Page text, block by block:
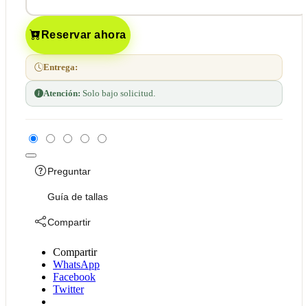
Reservar ahora
Entrega:
Atención: Solo bajo solicitud.
Preguntar
Guía de tallas
Compartir
Compartir
WhatsApp
Facebook
Twitter